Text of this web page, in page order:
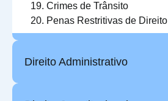
Crimes de Trânsito
Penas Restritivas de Direito
Direito Administrativo